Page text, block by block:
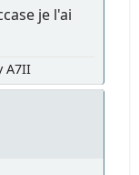
je l'ai
A7II